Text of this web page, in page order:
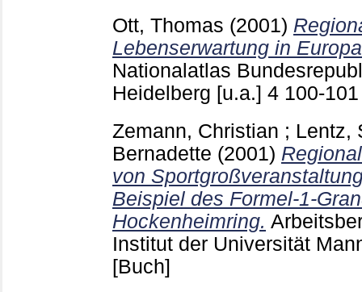
Ott, Thomas (2001)
Lebenserwartung in
Nationalatlas
Heidelberg [u.a.] 4 100-
Zemann, Christian ; Lentz,
Bernadette (2001)
von
Beispiel des Formel-1-
Hockenheimring.
Institut der Universität
[Buch]